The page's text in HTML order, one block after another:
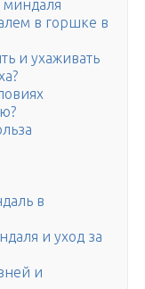
в горшке в
и ухаживать
в
и уход за
и